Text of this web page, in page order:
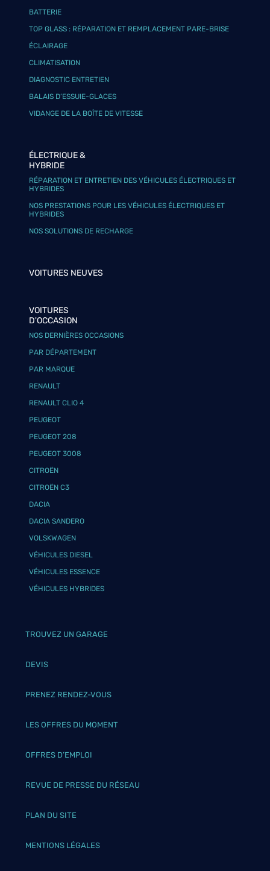
BATTERIE
TOP GLASS : RÉPARATION ET REMPLACEMENT PARE-BRISE
ÉCLAIRAGE
CLIMATISATION
DIAGNOSTIC ENTRETIEN
BALAIS D’ESSUIE-GLACES
VIDANGE DE LA BOÎTE DE VITESSE
ÉLECTRIQUE &
HYBRIDE
RÉPARATION ET ENTRETIEN DES VÉHICULES ÉLECTRIQUES ET
HYBRIDES
NOS PRESTATIONS POUR LES VÉHICULES ÉLECTRIQUES ET
HYBRIDES
NOS SOLUTIONS DE RECHARGE
VOITURES NEUVES
VOITURES
D'OCCASION
NOS DERNIÈRES OCCASIONS
PAR DÉPARTEMENT
PAR MARQUE
RENAULT
RENAULT CLIO 4
PEUGEOT
PEUGEOT 208
PEUGEOT 3008
CITROËN
CITROËN C3
DACIA
DACIA SANDERO
VOLSKWAGEN
VÉHICULES DIESEL
VÉHICULES ESSENCE
VÉHICULES HYBRIDES
TROUVEZ UN GARAGE
DEVIS
PRENEZ RENDEZ-VOUS
LES OFFRES DU MOMENT
OFFRES D’EMPLOI
REVUE DE PRESSE DU RÉSEAU
PLAN DU SITE
MENTIONS LÉGALES